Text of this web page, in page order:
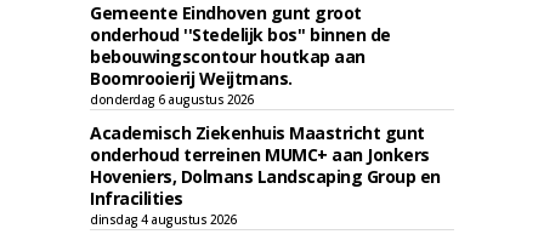
Gemeente Eindhoven gunt groot
onderhoud ''Stedelijk bos'' binnen de
bebouwingscontour houtkap aan
Boomrooierij Weijtmans.
donderdag 6 augustus 2026
Academisch Ziekenhuis Maastricht gunt
onderhoud terreinen MUMC+ aan Jonkers
Hoveniers, Dolmans Landscaping Group en
Infracilities
dinsdag 4 augustus 2026